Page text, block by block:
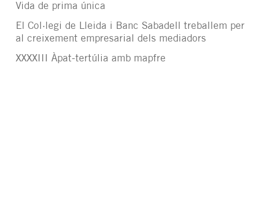
Vida de prima única
El Col·legi de Lleida i Banc Sabadell treballem per
al creixement empresarial dels mediadors
XXXXIII Àpat-tertúlia amb mapfre